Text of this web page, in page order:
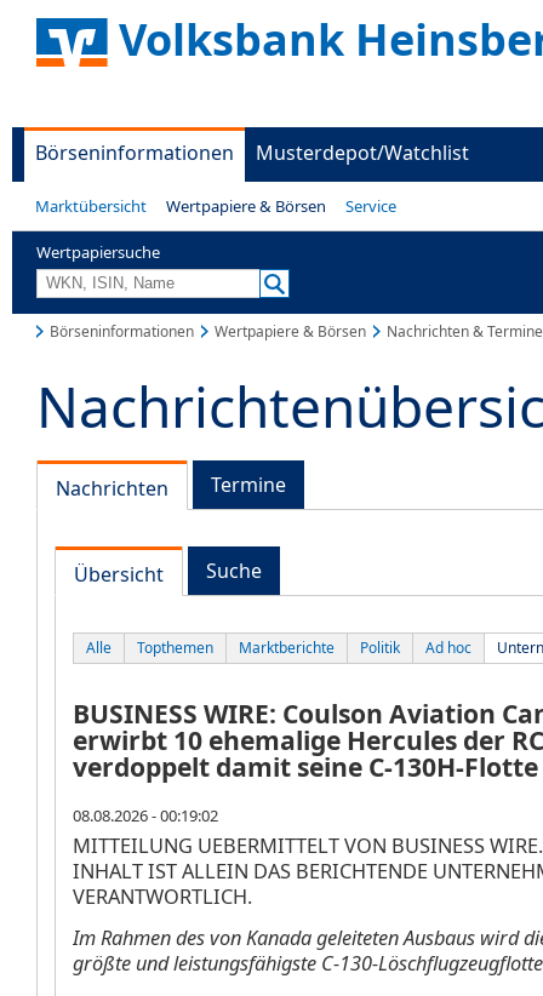
Volksbank
Börseninformationen Musterdepot/Watchlist
Marktübersicht Wertpapiere & Börsen Service
Wertpapiersuche
Börseninformationen Wertpapiere & Börsen Nachrichten & Termine
Nachrichten Termine
Übersicht Suche
Alle Topthemen Marktberichte Politik Ad hoc
BUSINESS WIRE: Coulson Aviation
erwirbt 10 ehemalige Hercules der
verdoppelt damit seine C-130H-Flotte
08.08.2026 - 00:19:02
MITTEILUNG UEBERMITTELT VON BUSINESS
INHALT IST ALLEIN DAS BERICHTENDE
VERANTWORTLICH.
Im Rahmen des von Kanada geleiteten Ausbaus wird
größte und leistungsfähigste C-130-